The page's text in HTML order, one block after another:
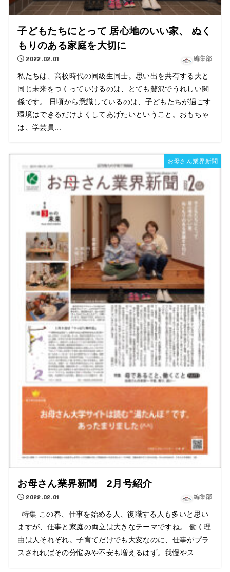
子どもたちにとって 居心地のいい家、 ぬく
もりのある家庭を大切に
2022.02.01 編集部
私たちは、高校時代の同級生同士。思い出を共有する夫と
同じ未来をつくっていけるのは、とても贅沢でうれしい関
係です。 日頃から意識しているのは、子どもたちが過ごす
環境はできるだけよくしてあげたいということ。おもちゃ
は、学芸員...
お母さん業界新聞
お母さん業界新聞 2月号紹介
2022.02.01 編集部
特集 この春、仕事を始める人、復職する人も多いと思い
ますが、仕事と家庭の両立は大きなテーマですね。 働く理
由は人それぞれ。子育てだけでも大変なのに、仕事がプラ
スされればその分悩みや不安も増えるはず。我慢やス...